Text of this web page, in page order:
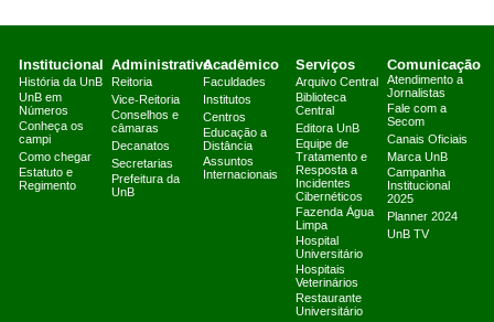
Institucional
História da UnB
UnB em
Números
Conheça os
campi
Como chegar
Estatuto e
Regimento
Administrativo
Reitoria
Vice-Reitoria
Conselhos e
câmaras
Decanatos
Secretarias
Prefeitura da
UnB
Acadêmico
Faculdades
Institutos
Centros
Educação a
Distância
Assuntos
Internacionais
Serviços
Arquivo Central
Biblioteca
Central
Editora UnB
Equipe de
Tratamento e
Resposta a
Incidentes
Cibernéticos
Fazenda Água
Limpa
Hospital
Universitário
Hospitais
Veterinários
Restaurante
Universitário
Comunicação
Atendimento a
Jornalistas
Fale com a
Secom
Canais Oficiais
Marca UnB
Campanha
Institucional
2025
Planner 2024
UnB TV